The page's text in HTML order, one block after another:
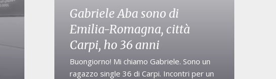
Gabriele Aba sono di
Emilia-Romagna, città
Carpi, ho 36 anni
Buongiorno! Mi chiamo Gabriele. Sono un
ragazzo single 36 di Carpi. Incontri per un